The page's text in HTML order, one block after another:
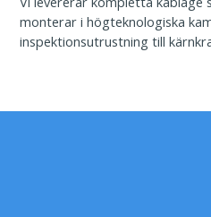
monterar i högteknologiska
inspektionsutrustning till